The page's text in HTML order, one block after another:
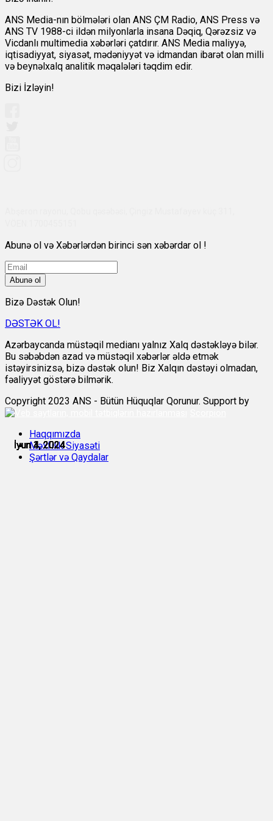
İyun 1, 2024
İyun 3, 2024
İyun 4, 2024
İyun 4, 2024
İyun 4, 2024
İyun 4, 2024
ANS Media-nın bölmələri olan ANS ÇM Radio, ANS Press və
ANS TV 1988-ci ildən milyonlarla insana Dəqiq, Qərəzsiz və
Vicdanlı multimedia xəbərləri çatdırır. ANS Media maliyyə,
iqtisadiyyat, siyasət, mədəniyyət və idmandan ibarət olan milli
və beynəlxalq analitik məqalələri təqdim edir.
Bizi İzləyin!
Abunə ol və Xəbərlərdən birinci sən xəbərdar ol !
Abunə ol
Bizə Dəstək Olun!
DƏSTƏK OL!
Azərbaycanda müstəqil medianı yalnız Xalq dəstəkləyə bilər.
Bu səbəbdən azad və müstəqil xəbərlər əldə etmək
istəyirsinizsə, bizə dəstək olun! Biz Xalqın dəstəyi olmadan,
fəaliyyət göstərə bilmərik.
Copyright 2023 ANS - Bütün Hüquqlar Qorunur. Support by
Haqqımızda
Məxfilik Siyasəti
Şərtlər və Qaydalar